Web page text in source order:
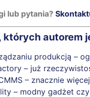
lub pytania?
których autorem
produkcją –
– już
– znacznie
– modny gadżet